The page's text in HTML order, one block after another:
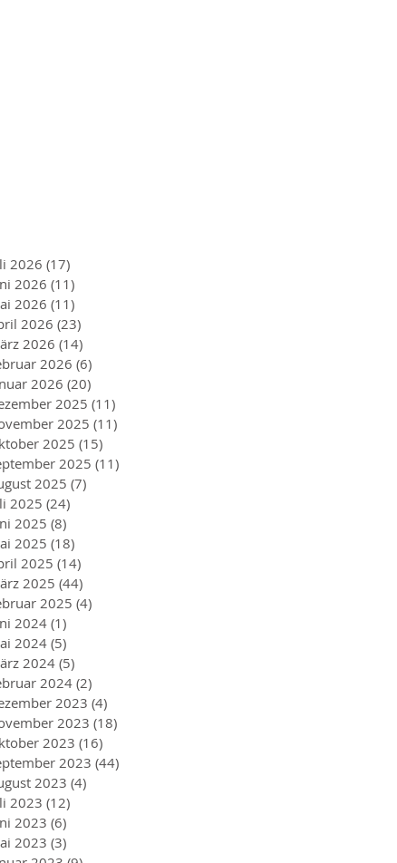
2026 (17)
2026 (11)
2026 (11)
2026 (23)
2026 (14)
2026 (6)
2026 (20)
2025 (11)
2025 (11)
2025 (15)
2025 (11)
2025 (7)
2025 (24)
2025 (8)
2025 (18)
2025 (14)
2025 (44)
2025 (4)
2024(1)
2024 (5)
2024 (5)
2024 (2)
2023 (4)
2023 (18)
2023 (16)
2023 (44)
2023 (4)
2023 (12)
2023 (6)
2023 (3)